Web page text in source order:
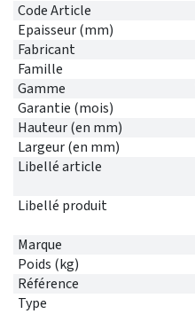
Code Article
Epaisseur (mm)
Fabricant
Famille
Gamme
Garantie (mois)
Hauteur (en mm)
Largeur (en mm)
Libellé article
Libellé produit
Marque
Poids (kg)
Référence
Type